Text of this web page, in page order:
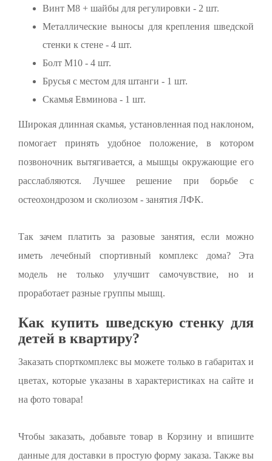
Винт М8 + шайбы для регулировки - 2 шт.
Металлические выносы для крепления шведской
стенки к стене - 4 шт.
Болт М10 - 4 шт.
Брусья с местом для штанги - 1 шт.
Скамья Евминова - 1 шт.
Широкая длинная скамья, установленная под наклоном,
помогает принять удобное положение, в котором
позвоночник вытягивается, а мышцы окружающие его
расслабляются. Лучшее решение при борьбе с
остеохондрозом и сколиозом - занятия ЛФК.
Так зачем платить за разовые занятия, если можно
иметь лечебный спортивный комплекс дома? Эта
модель не только улучшит самочувствие, но и
проработает разные группы мышц.
Как купить шведскую стенку для
детей в квартиру?
Заказать спорткомплекс вы можете только в габаритах и
цветах, которые указаны в характеристиках на сайте и
на фото товара!
Чтобы заказать, добавьте товар в Корзину и впишите
данные для доставки в простую форму заказа. Также вы